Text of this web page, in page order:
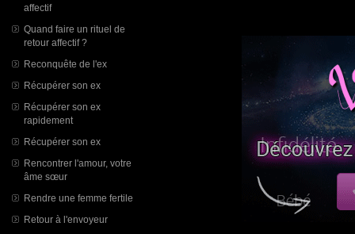
affectif
Quand faire un rituel de
retour affectif ?
Reconquête de l'ex
Récupérer son ex
Récupérer son ex
rapidement
Récupérer son ex
Rencontrer l'amour, votre
âme sœur
Rendre une femme fertile
Retour à l'envoyeur